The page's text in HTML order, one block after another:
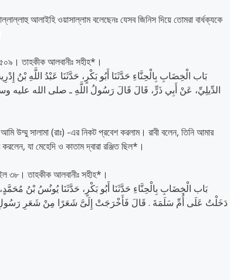
আলাইহি ওয়াসাল্লাম বলেছেনঃ যেসব জিনিস দিয়ে তোমরা বার্ধক্যকে
তাহকীক আলবানীঃ সহীহ*।
بَاب الْخِضَابِ بِالْحِنَّاءِ حَدَّثَنَا أَبُو بَكْرٍ، حَدَّثَنَا عَبْدُ اللَّهِ بْنُ
الدِّيلِيِّ، عَنْ أَبِي ذَرٍّ، قَالَ قَالَ رَسُولُ اللَّهِ ـ صلى الله عليه
উম্মু সালামা (রাঃ) -এর নিকট প্রবেশ করলাম। রাবী বলেন, তিনি আমার
যা মেহেদি ও কাতাম দ্বারা রঞ্জিত ছিল*।
৩৮। তাহকীক আলবানীঃ সহীহ*।
بَاب الْخِضَابِ بِالْحِنَّاءِ حَدَّثَنَا أَبُو بَكْرٍ، حَدَّثَنَا يُونُسُ بْنُ
دَخَلْتُ عَلَى أُمِّ سَلَمَةَ ‏.‏ قَالَ فَأَخْرَجَتْ إِلَىَّ شَعَرًا مِنْ شَعَرِ رَسُولِ